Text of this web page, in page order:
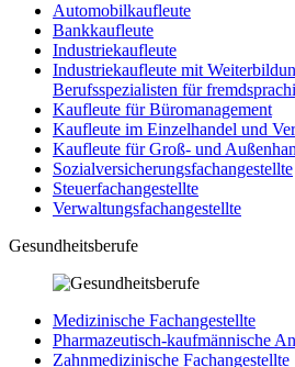
Automobilkaufleute
Bankkaufleute
Industriekaufleute
Industriekaufleute mit
Berufsspezialisten für
Kaufleute für Büromanagement
Kaufleute im Einzelhandel und
Kaufleute für Groß- und
Sozialversicherungsfachangestellte
Steuerfachangestellte
Verwaltungsfachangestellte
Gesundheitsberufe
Medizinische Fachangestellte
Pharmazeutisch-kaufmännische
Zahnmedizinische Fachangestellte